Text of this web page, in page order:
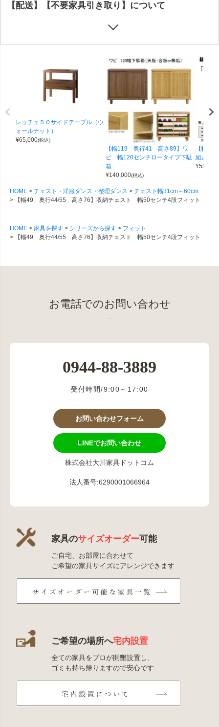
【配送】【不要家具引き取り】について
レッチェ５０サイドテーブル（ウ
ォールナット）
¥65,000(税込)
【幅119 奥行41 高さ89】ワ
ビ 幅120センチロータイプ下駄
箱
¥140,000(税込)
【幅
組み合
¥55,000
HOME チェスト・洋服ダンス・整理ダンス
チェスト幅31cm～60cm
【幅49 奥行44/55 高さ76】収納チェスト 幅50センチ4段フィット
HOME 家具を探す シリーズから探す
フィット
【幅49 奥行44/55 高さ76】収納チェスト 幅50センチ4段フィット
お電話でのお問い合わせ
0944-88-3889
受付時間/9:00～17:00
お問い合わせフォーム
LINEでお問い合わせ
株式会社大川家具ドットコム
法人番号:6290001066964
家具のサイズオーダー可能
ご自宅、お部屋に合わせて
ご希望の家具サイズにアレンジできます
ご希望の場所へ宅内設置
全ての家具をプロが開墾設置し、
ゴミも持ち帰りますので安心です